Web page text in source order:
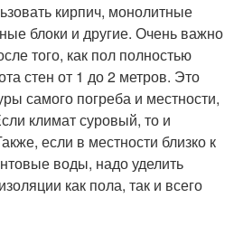
кирпич, монолитные
блоки и другие. Очень важно
того, как пол полностью
стен от 1 до 2 метров. Это
самого погреба и местности,
климат суровый, то и
если в местности близко к
воды, надо уделить
как пола, так и всего